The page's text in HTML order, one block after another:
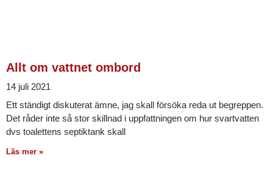
Allt om vattnet ombord
14 juli 2021
Ett ständigt diskuterat ämne, jag skall försöka reda ut begreppen.
Det råder inte så stor skillnad i uppfattningen om hur svartvatten
dvs toalettens septiktank skall
Läs mer »